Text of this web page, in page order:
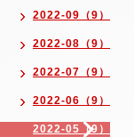
2022-09（9）
2022-08（9）
2022-07（9）
2022-06（9）
2022-05（9）